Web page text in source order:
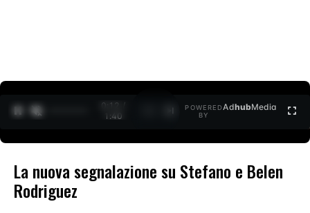
0:12 /
1:40
POWERED
BY
AdhubMedia
La nuova segnalazione su Stefano e Belen
Rodriguez